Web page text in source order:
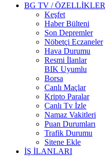
BG TV / ÖZELLİKLER
Keşfet
Haber Bülteni
Son Depremler
Nöbetçi Eczaneler
Hava Durumu
Resmi İlanlar
BIK Uyumlu
Borsa
Canlı Maçlar
Kripto Paralar
Canlı Tv İzle
Namaz Vakitleri
Puan Durumları
Trafik Durumu
Sitene Ekle
İŞ İLANLARI